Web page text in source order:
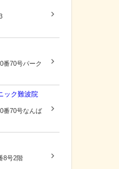
番70号パーク
ック難波院
番70号なんば
8号2階